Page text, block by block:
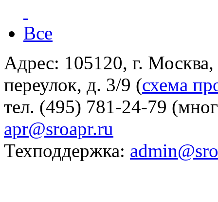
Все
Адрес: 105120, г.
переулок, д. 3/9 (схема
тел. (495) 781-24-79
apr@sroapr.ru
Техподдержка: